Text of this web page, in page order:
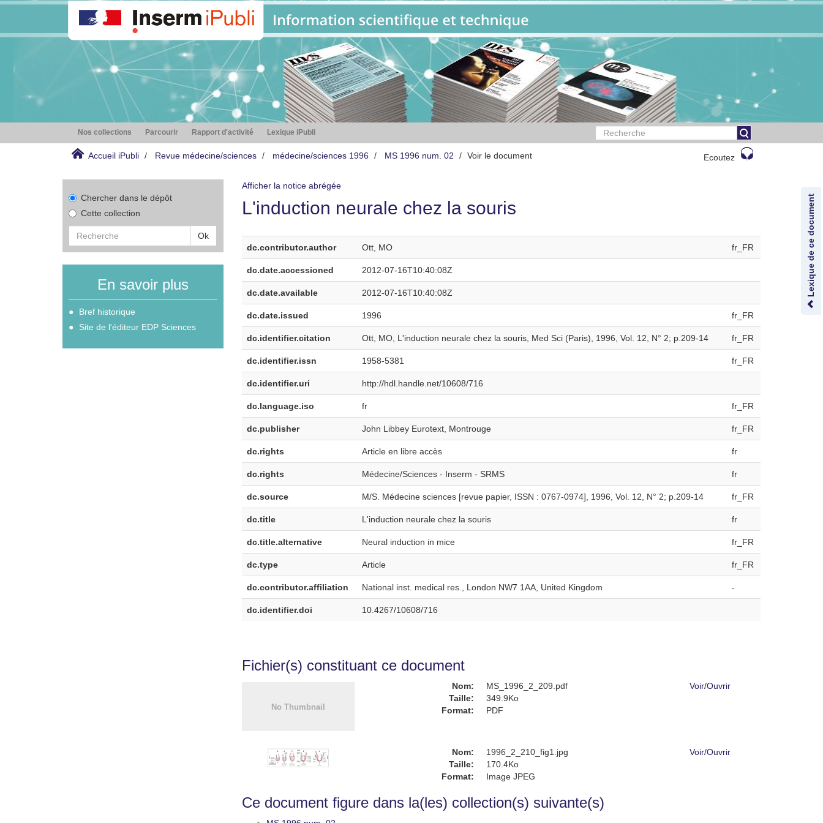
Nos collections Parcourir Rapport d'activité Lexique iPubli
Accueil iPubli Revue médecine/sciences médecine/sciences 1996 MS 1996 num. 02 Voir le document Ecoutez
Lexique de ce document
Chercher dans le dépôt
Cette collection
Ok
En savoir plus
Bref historique
Site de l'éditeur EDP Sciences
Afficher la notice abrégée
L'induction neurale chez la souris
dc.contributor.author Ott, MO fr_FR
dc.date.accessioned 2012-07-16T10:40:08Z
dc.date.available 2012-07-16T10:40:08Z
dc.date.issued 1996 fr_FR
dc.identifier.citation Ott, MO, L'induction neurale chez la souris, Med Sci (Paris), 1996, Vol. 12, N° 2; p.209-14 fr_FR
dc.identifier.issn 1958-5381 fr_FR
dc.identifier.uri http://hdl.handle.net/10608/716
dc.language.iso fr fr_FR
dc.publisher John Libbey Eurotext, Montrouge fr_FR
dc.rights Article en libre accès fr
dc.rights Médecine/Sciences - Inserm - SRMS fr
dc.source M/S. Médecine sciences [revue papier, ISSN : 0767-0974], 1996, Vol. 12, N° 2; p.209-14 fr_FR
dc.title L'induction neurale chez la souris fr
dc.title.alternative Neural induction in mice fr_FR
dc.type Article fr_FR
dc.contributor.affiliation National inst. medical res., London NW7 1AA, United Kingdom -
dc.identifier.doi 10.4267/10608/716
Fichier(s) constituant ce document
Nom:
MS_1996_2_209.pdf
Taille:
349.9Ko
Format:
PDF
Voir/Ouvrir
Nom:
1996_2_210_fig1.jpg
Taille:
170.4Ko
Format:
Image JPEG
Voir/Ouvrir
Ce document figure dans la(les) collection(s) suivante(s)